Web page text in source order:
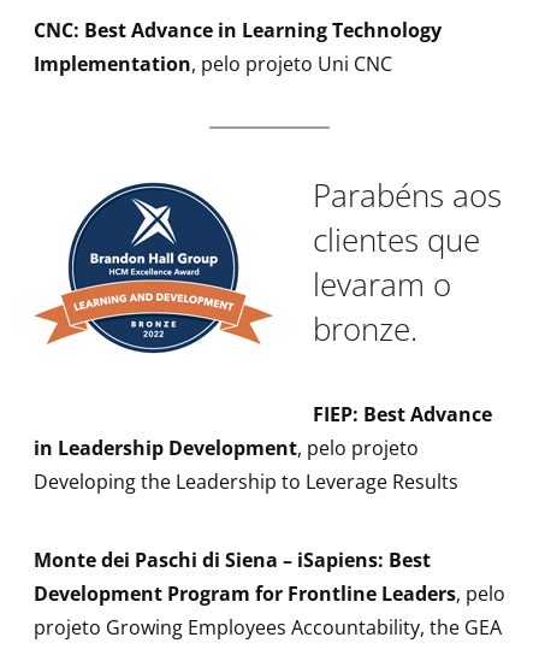
CNC: Best Advance in Learning Technology
Implementation, pelo projeto Uni CNC
Parabéns aos
clientes que
levaram o
bronze.
FIEP: Best Advance
in Leadership Development, pelo projeto
Developing the Leadership to Leverage Results
Monte dei Paschi di Siena – iSapiens: Best
Development Program for Frontline Leaders, pelo
projeto Growing Employees Accountability, the GEA